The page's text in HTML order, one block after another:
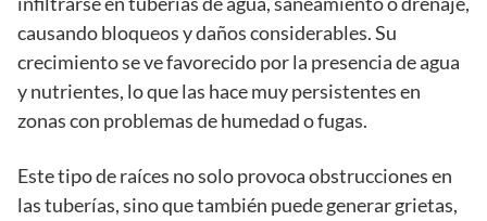
causando bloqueos y daños considerables. Su
crecimiento se ve favorecido por la presencia de agua
y nutrientes, lo que las hace muy persistentes en
zonas con problemas de humedad o fugas.
Este tipo de raíces no solo provoca obstrucciones en
las tuberías, sino que también puede generar grietas,